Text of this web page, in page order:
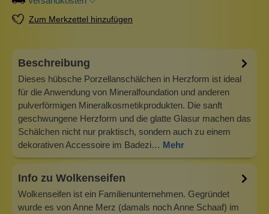
Zum Merkzettel hinzufügen
Beschreibung
Dieses hübsche Porzellanschälchen in Herzform ist ideal
für die Anwendung von Mineralfoundation und anderen
pulverförmigen Mineralkosmetikprodukten. Die sanft
geschwungene Herzform und die glatte Glasur machen das
Schälchen nicht nur praktisch, sondern auch zu einem
dekorativen Accessoire im Badezi… Mehr
Info zu Wolkenseifen
Wolkenseifen ist ein Familienunternehmen. Gegründet
wurde es von Anne Merz (damals noch Anne Schaaf) im